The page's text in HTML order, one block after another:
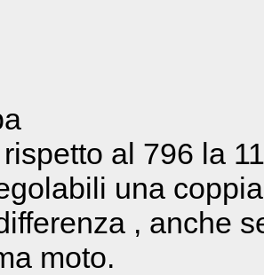
al 796 la
una
, anche
moto.